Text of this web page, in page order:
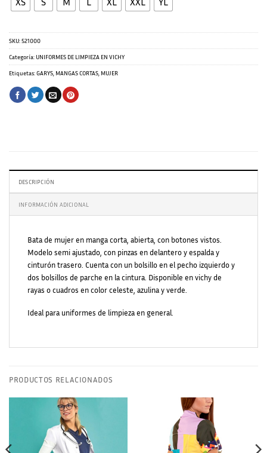
SKU:521000
Categoría: UNIFORMES DE LIMPIEZA EN VICHY
Etiquetas:GARYS MANGAS CORTAS MUJER
DESCRIPCIÓN
INFORMACIÓN ADICIONAL
Bata de mujer en manga corta, abierta, con botones vistos.
Modelo semi ajustado, con pinzas en delantero y espalda y
cinturón trasero. Cuenta con un bolsillo en el pecho izquierdo y
dos bolsillos de parche en la cintura. Disponible en vichy de
rayas o cuadros en color celeste, azulina y verde.
Ideal para uniformes de limpieza en general.
PRODUCTOS RELACIONADOS